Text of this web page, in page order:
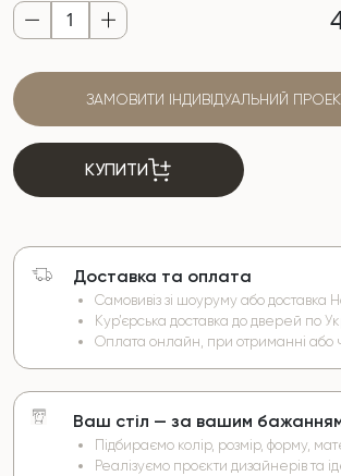
ЗАМОВИТИ ІНДИВІДУАЛЬНИЙ
КУПИТИ
Доставка та оплата
Самовивіз зі шоуруму або доставка
Кур’єрська доставка до дверей по
Оплата онлайн, при отриманні або
Ваш стіл — за вашим
Підбираємо колір, розмір, форму,
Реалізуємо проєкти дизайнерів та